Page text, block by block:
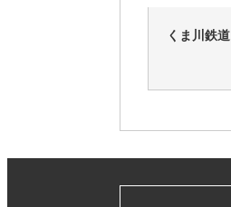
くま川鉄道